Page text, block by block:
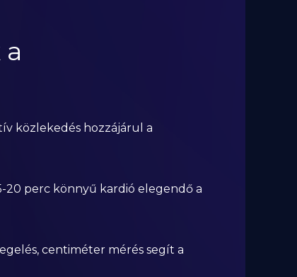
közlekedés hozzájárul a
20 perc könnyű kardió elegendő a
centiméter mérés segít a